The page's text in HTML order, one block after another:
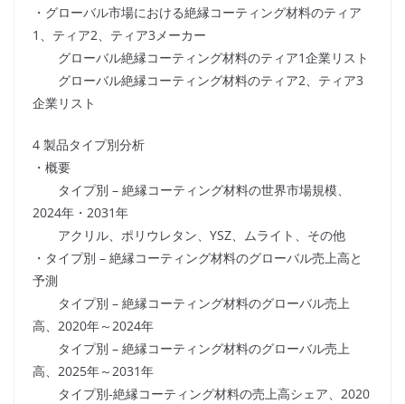
・グローバル市場における絶縁コーティング材料のティア
1、ティア2、ティア3メーカー
グローバル絶縁コーティング材料のティア1企業リスト
グローバル絶縁コーティング材料のティア2、ティア3
企業リスト
4 製品タイプ別分析
・概要
タイプ別 – 絶縁コーティング材料の世界市場規模、
2024年・2031年
アクリル、ポリウレタン、YSZ、ムライト、その他
・タイプ別 – 絶縁コーティング材料のグローバル売上高と
予測
タイプ別 – 絶縁コーティング材料のグローバル売上
高、2020年～2024年
タイプ別 – 絶縁コーティング材料のグローバル売上
高、2025年～2031年
タイプ別-絶縁コーティング材料の売上高シェア、2020